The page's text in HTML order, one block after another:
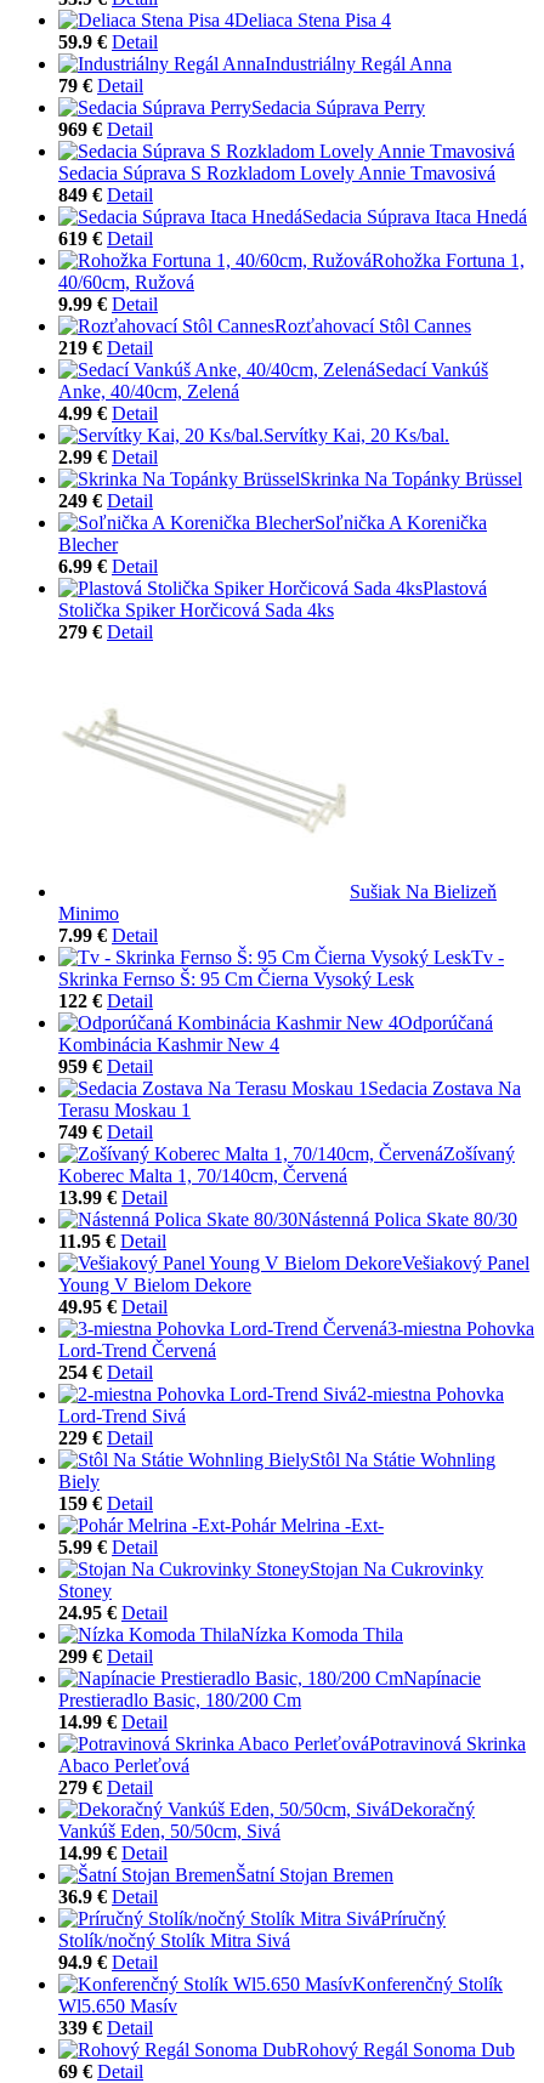
Deliaca Stena Pisa 4
59.9 € Detail
Industriálny Regál Anna
79 € Detail
Sedacia Súprava Perry
969 € Detail
Sedacia Súprava S Rozkladom Lovely Annie Tmavosivá
849 € Detail
Sedacia Súprava Itaca Hnedá
619 € Detail
Rohožka Fortuna 1,
40/60cm, Ružová
9.99 € Detail
Rozťahovací Stôl Cannes
219 € Detail
Sedací Vankúš
Anke, 40/40cm, Zelená
4.99 € Detail
Servítky Kai, 20 Ks/bal.
2.99 € Detail
Skrinka Na Topánky Brüssel
249 € Detail
Soľnička A Korenička
Blecher
6.99 € Detail
Plastová
Stolička Spiker Horčicová Sada 4ks
279 € Detail
Sušiak Na Bielizeň
Minimo
7.99 € Detail
Tv -
Skrinka Fernso Š: 95 Cm Čierna Vysoký Lesk
122 € Detail
Odporúčaná
Kombinácia Kashmir New 4
959 € Detail
Sedacia Zostava Na
Terasu Moskau 1
749 € Detail
Zošívaný
Koberec Malta 1, 70/140cm, Červená
13.99 € Detail
Nástenná Polica Skate 80/30
11.95 € Detail
Vešiakový Panel
Young V Bielom Dekore
49.95 € Detail
3-miestna Pohovka
Lord-Trend Červená
254 € Detail
2-miestna Pohovka
Lord-Trend Sivá
229 € Detail
Stôl Na Státie Wohnling
Biely
159 € Detail
Pohár Melrina -Ext-
5.99 € Detail
Stojan Na Cukrovinky
Stoney
24.95 € Detail
Nízka Komoda Thila
299 € Detail
Napínacie
Prestieradlo Basic, 180/200 Cm
14.99 € Detail
Potravinová Skrinka
Abaco Perleťová
279 € Detail
Dekoračný
Vankúš Eden, 50/50cm, Sivá
14.99 € Detail
Šatní Stojan Bremen
36.9 € Detail
Príručný
Stolík/nočný Stolík Mitra Sivá
94.9 € Detail
Konferenčný Stolík
Wl5.650 Masív
339 € Detail
Rohový Regál Sonoma Dub
69 € Detail